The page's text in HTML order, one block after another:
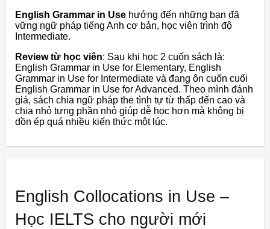
English Grammar in Use hướng đến những bạn đã
vững ngữ pháp tiếng Anh cơ bản, học viên trình độ
Intermediate.
Review từ học viên: Sau khi học 2 cuốn sách là:
English Grammar in Use for Elementary, English
Grammar in Use for Intermediate và đang ôn cuốn cuối
English Grammar in Use for Advanced. Theo mình đánh
giá, sách chia ngữ pháp the tình tự từ thấp đến cao và
chia nhỏ tưng phần nhỏ giúp dễ học hơn mà không bị
dồn ép quá nhiều kiến thức một lúc.
English Collocations in Use –
Học IELTS cho người mới